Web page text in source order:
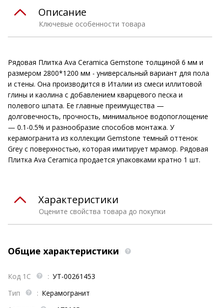
Ключевые особенности товара
Описание
Рядовая Плитка Ava Ceramica Gemstone толщиной 6 мм и
размером 2800*1200 мм - универсальный вариант для пола
и стены. Она производится в Италии из смеси иллитовой
глины и каолина с добавлением кварцевого песка и
полевого шпата. Ее главные преимущества —
долговечность, прочность, минимальное водопоглощение
— 0.1-0.5% и разнообразие способов монтажа. У
керамогранита из коллекции Gemstone темный оттенок
Grey с поверхностью, которая имитирует мрамор. Рядовая
Плитка Ava Ceramica продается упаковками кратно 1 шт.
Оцените свойства товара до покупки
Характеристики
Общие характеристики
Код 1С : УТ-00261453
Тип
: Керамогранит